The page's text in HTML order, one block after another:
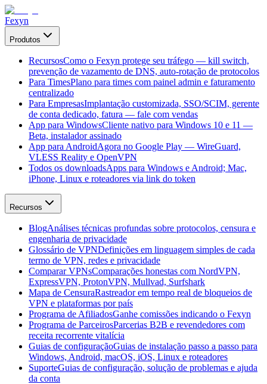
Fexyn
Produtos
RecursosComo o Fexyn protege seu tráfego — kill switch,
prevenção de vazamento de DNS, auto-rotação de protocolos
Para TimesPlano para times com painel admin e faturamento
centralizado
Para EmpresasImplantação customizada, SSO/SCIM, gerente
de conta dedicado, fatura — fale com vendas
App para WindowsCliente nativo para Windows 10 e 11 —
Beta, instalador assinado
App para AndroidAgora no Google Play — WireGuard,
VLESS Reality e OpenVPN
Todos os downloadsApps para Windows e Android; Mac,
iPhone, Linux e roteadores via link do token
Recursos
BlogAnálises técnicas profundas sobre protocolos, censura e
engenharia de privacidade
Glossário de VPNDefinições em linguagem simples de cada
termo de VPN, redes e privacidade
Comparar VPNsComparações honestas com NordVPN,
ExpressVPN, ProtonVPN, Mullvad, Surfshark
Mapa de CensuraRastreador em tempo real de bloqueios de
VPN e plataformas por país
Programa de AfiliadosGanhe comissões indicando o Fexyn
Programa de ParceirosParcerias B2B e revendedores com
receita recorrente vitalícia
Guias de configuraçãoGuias de instalação passo a passo para
Windows, Android, macOS, iOS, Linux e roteadores
SuporteGuias de configuração, solução de problemas e ajuda
da conta